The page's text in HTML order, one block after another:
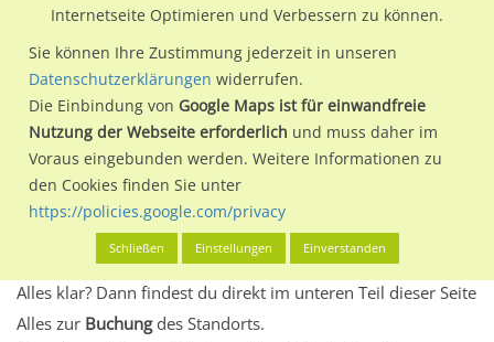
Nutze günstige Werbemöglichkeiten am Standort
Eickhoffstr/Kökerstr/WE lksim Ortsteil Innenstadt)
Gütersloh, Stadt.
Wir erheben für jede unserer Werbeflächen individuelle und
aktuelleStandortinformationenund Leistungswerte. Damit
kannst du dich schon vor der Buchung im Detail über den
Standort, seine Reichweite und Werbewirkung sowie
eventuelle Beschränkungen in den zugelassenen
Werbeinhalten informieren.
Alles klar? Dann findest du direkt im unteren Teil dieser Seite
Alles zur Buchungdes Standorts.
Internetseite Optimieren und Verbessern zu können.
Sie können Ihre Zustimmung jederzeit in unseren
Datenschutzerklärungen widerrufen.
Die Einbindung von Google Maps ist für einwandfreie
Nutzung der Webseite erforderlich und muss daher im
Voraus eingebunden werden. Weitere Informationen zu
den Cookies finden Sie unter
https://policies.google.com/privacy
Schließen Einstellungen Einverstanden